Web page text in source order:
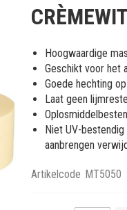
Hoogwaardige
Geschikt voor het
Goede hechting
Laat geen
Niet UV-
aanbrengen
Artikelcode MT5050